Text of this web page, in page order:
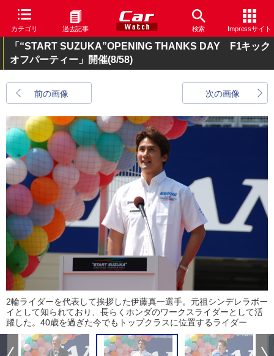
カテゴリ 過去記事 検索 Impressサイト
「“START SUZUKA”OPENING THANKS DAY F1キック
オフパーティー」開催(8/58)
前の画像 次の画像
2輪ライダーを代表して挨拶した伊藤真一選手。元祖シンデレラボー
イとして知られており、長らくホンダのワークスライダーとして活
躍した。40歳を過ぎた今でもトップクラスに位置するライダー